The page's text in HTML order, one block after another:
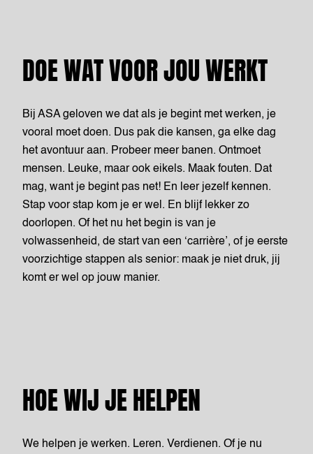
DOE WAT VOOR JOU WERKT
Bij ASA geloven we dat als je begint met werken, je
vooral moet doen. Dus pak die kansen, ga elke dag
het avontuur aan. Probeer meer banen. Ontmoet
mensen. Leuke, maar ook eikels. Maak fouten. Dat
mag, want je begint pas net! En leer jezelf kennen.
Stap voor stap kom je er wel. En blijf lekker zo
doorlopen. Of het nu het begin is van je
volwassenheid, de start van een ‘carrière’, of je eerste
voorzichtige stappen als senior: maak je niet druk, jij
komt er wel op jouw manier.
HOE WIJ JE HELPEN
We helpen je werken. Leren. Verdienen. Of je nu